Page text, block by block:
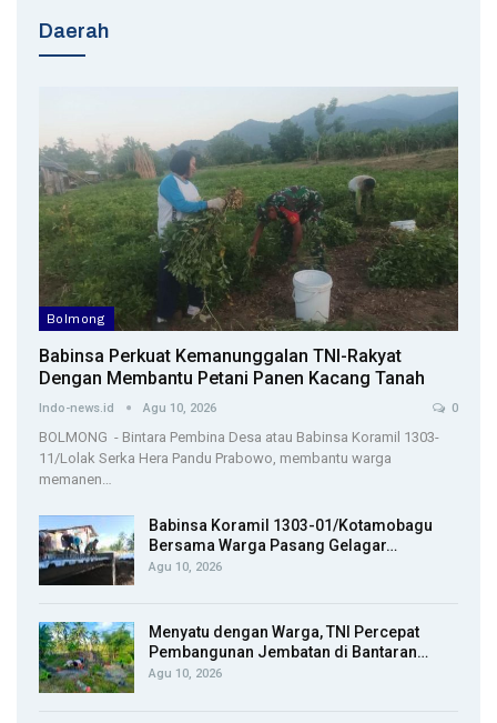
Daerah
Bolmong
Babinsa Perkuat Kemanunggalan TNI-Rakyat
Dengan Membantu Petani Panen Kacang Tanah
Indo-news.id Agu 10, 2026 0
BOLMONG - Bintara Pembina Desa atau Babinsa Koramil 1303-
11/Lolak Serka Hera Pandu Prabowo, membantu warga
memanen…
Babinsa Koramil 1303-01/Kotamobagu
Bersama Warga Pasang Gelagar…
Agu 10, 2026
Menyatu dengan Warga, TNI Percepat
Pembangunan Jembatan di Bantaran…
Agu 10, 2026